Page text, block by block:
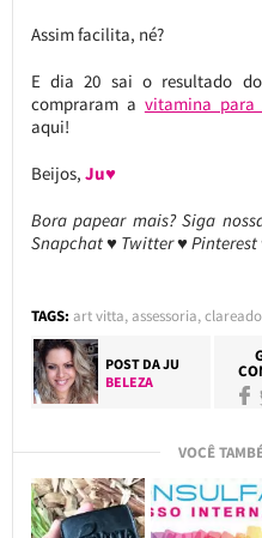
Assim facilita, né?
E dia 20 sai o resultado
compraram a vitamina para
aqui!
Beijos, Ju♥
Bora papear mais? Siga
Snapchat ♥ Twitter ♥
TAGS: art vitta,assessoria,
POST DAJU
BELEZA
VOCÊ